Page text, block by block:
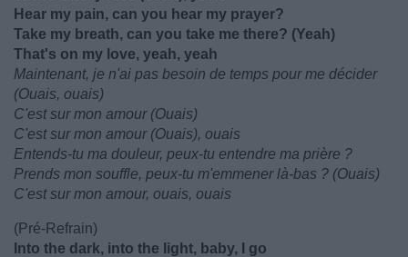
Hear my pain, can you hear my prayer?
Take my breath, can you take me there? (Yeah)
That's on my love, yeah, yeah
Maintenant, je n'ai pas besoin de temps pour me décider
(Ouais, ouais)
C'est sur mon amour (Ouais)
C'est sur mon amour (Ouais), ouais
Entends-tu ma douleur, peux-tu entendre ma prière ?
Prends mon souffle, peux-tu m'emmener là-bas ? (Ouais)
C'est sur mon amour, ouais, ouais
(Pré-Refrain)
Into the dark, into the light, baby, I go